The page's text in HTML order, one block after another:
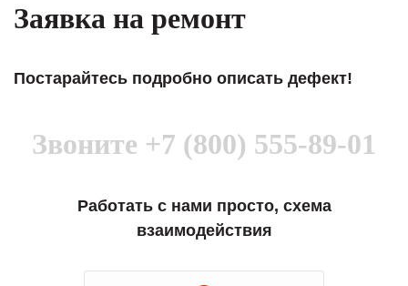
Заявка на ремонт
Постарайтесь подробно описать дефект!
Звоните +7 (800) 555-89-01
Работать с нами просто, схема
взаимодействия